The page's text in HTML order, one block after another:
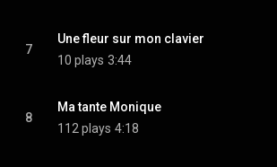
7
Une fleur sur mon clavier
10 plays 3:44
8
Ma tante Monique
112 plays 4:18